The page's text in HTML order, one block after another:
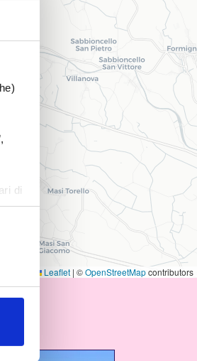
di
Leaflet | ©OpenStreetMapcontributors